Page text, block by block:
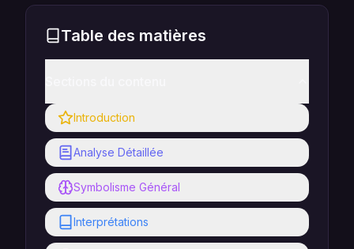
Table des matières
Introduction
Analyse Détaillée
Symbolisme Général
Interprétations